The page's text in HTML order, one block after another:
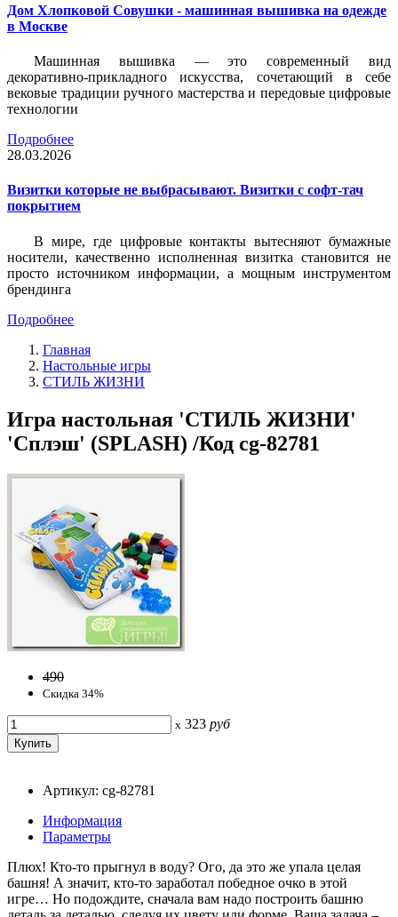
Дом Хлопковой Совушки - машинная вышивка на одежде
в Москве
Машинная вышивка — это современный вид
декоративно-прикладного искусства, сочетающий в себе
вековые традиции ручного мастерства и передовые цифровые
технологии
Подробнее
28.03.2026
Визитки которые не выбрасывают. Визитки с софт-тач
покрытием
В мире, где цифровые контакты вытесняют бумажные
носители, качественно исполненная визитка становится не
просто источником информации, а мощным инструментом
брендинга
Подробнее
Главная
Настольные игры
СТИЛЬ ЖИЗНИ
Игра настольная 'СТИЛЬ ЖИЗНИ'
'Сплэш' (SPLASH) /Код cg-82781
490
Скидка 34%
x 323 руб
Артикул: cg-82781
Информация
Параметры
Плюх! Кто-то прыгнул в воду? Ого, да это же упала целая
башня! А значит, кто-то заработал победное очко в этой
игре… Но подождите, сначала вам надо построить башню